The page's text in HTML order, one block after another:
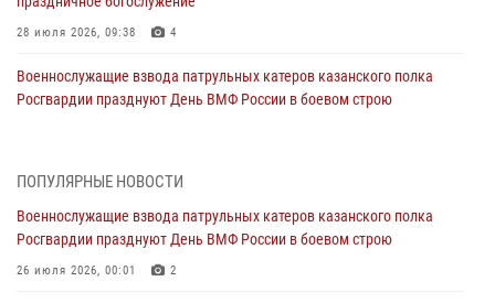
28 июля 2026, 09:38 4
Военнослужащие взвода патрульных катеров казанского полка
Росгвардии празднуют День ВМФ России в боевом строю
Татарстанские росгвардейцы завоевали «бронзу» в окружном этапе
24 июля 2026, 15:05 4
В казанском полку Росгвардии состоялся концерт певицы Кристины
ПОПУЛЯРНЫЕ НОВОСТИ
Военнослужащие взвода патрульных катеров казанского полка
Росгвардии празднуют День ВМФ России в боевом строю
26 июля 2026, 00:01 2